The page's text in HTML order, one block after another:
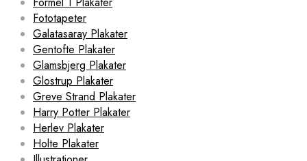
Fototapeter
Galatasaray Plakater
Gentofte Plakater
Glamsbjerg Plakater
Glostrup Plakater
Greve Strand Plakater
Harry Potter Plakater
Herlev Plakater
Holte Plakater